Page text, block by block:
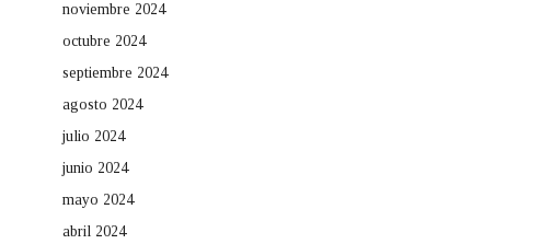
noviembre 2024
octubre 2024
septiembre 2024
agosto 2024
julio 2024
junio 2024
mayo 2024
abril 2024